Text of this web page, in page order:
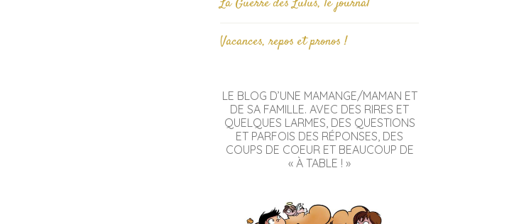
La Guerre des Lulus, le journal
Vacances, repos et pronos !
LE BLOG D’UNE MAMANGE/MAMAN ET
DE SA FAMILLE. AVEC DES RIRES ET
QUELQUES LARMES, DES QUESTIONS
ET PARFOIS DES RÉPONSES, DES
COUPS DE COEUR ET BEAUCOUP DE
« À TABLE ! »